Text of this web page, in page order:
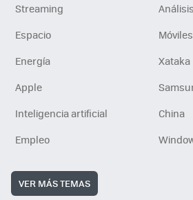
Streaming
Análisis
Espacio
Móviles
Energía
Xataka
Apple
Inteligencia artificial
China
Empleo
VER MÁS TEMAS